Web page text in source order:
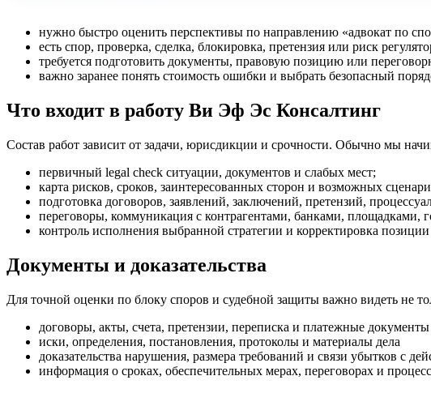
нужно быстро оценить перспективы по направлению «адвокат по
есть спор, проверка, сделка, блокировка, претензия или риск
требуется подготовить документы, правовую позицию или
важно заранее понять стоимость ошибки и выбрать безопасный
Что входит в работу Ви Эф Эс Консалтинг
Состав работ зависит от задачи, юрисдикции и срочности. Обычно мы
первичный legal check ситуации, документов и слабых мест;
карта рисков, сроков, заинтересованных сторон и возможных
подготовка договоров, заявлений, заключений, претензий,
переговоры, коммуникация с контрагентами, банками, площадками,
контроль исполнения выбранной стратегии и корректировка
Документы и доказательства
Для точной оценки по блоку споров и судебной защиты важно видеть не
договоры, акты, счета, претензии, переписка и платежные документы
иски, определения, постановления, протоколы и материалы дела
доказательства нарушения, размера требований и связи убытков с
информация о сроках, обеспечительных мерах, переговорах и